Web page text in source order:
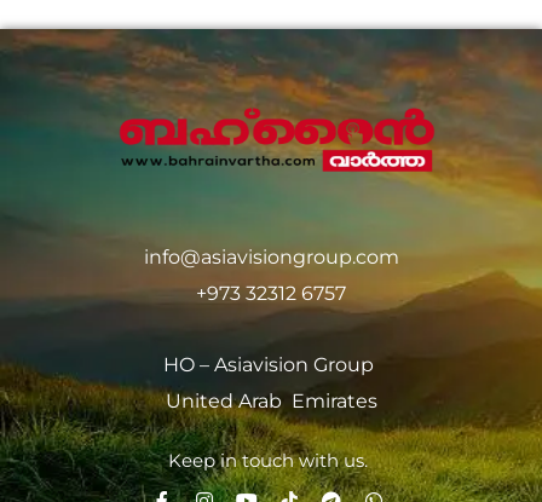
info@asiavisiongroup.com
+973 32312 6757
HO – Asiavision Group
United Arab Emirates
Keep in touch with us.